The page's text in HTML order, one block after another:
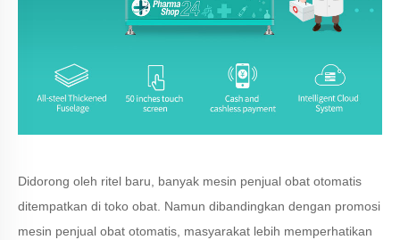
Didorong oleh ritel baru, banyak mesin penjual obat otomatis
ditempatkan di toko obat. Namun dibandingkan dengan promosi
mesin penjual obat otomatis, masyarakat lebih memperhatikan